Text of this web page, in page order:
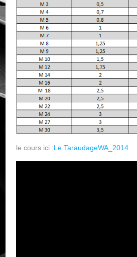
le cours ici :Le TaraudageWA_2014